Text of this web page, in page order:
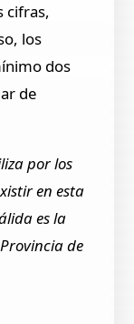
cifras,
los
dos
de
por los
en esta
es la
de